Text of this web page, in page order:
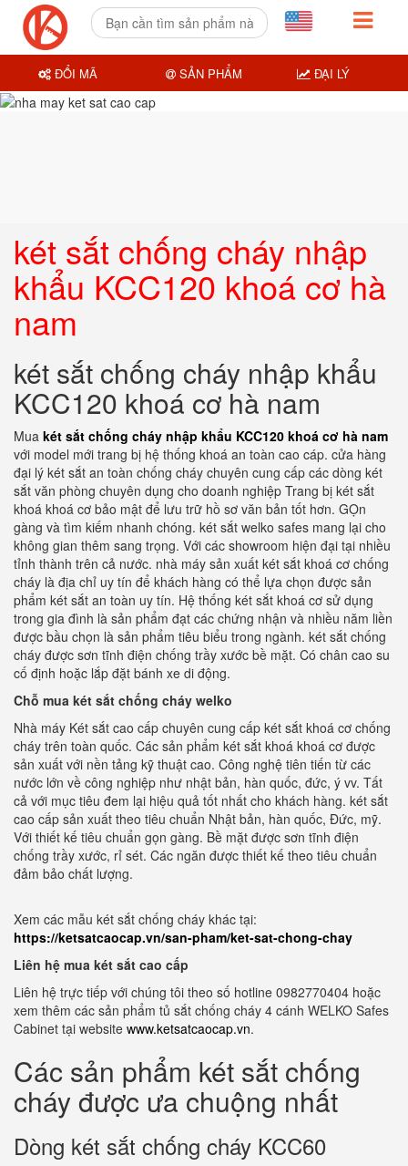
két sắt chống cháy nhập
khẩu KCC120 khoá cơ hà
nam
két sắt chống cháy nhập khẩu
KCC120 khoá cơ hà nam
Mua két sắt chống cháy nhập khẩu KCC120 khoá cơ hà nam
với model mới trang bị hệ thống khoá an toàn cao cáp. cửa hàng
đại lý két sắt an toàn chống cháy chuyên cung cấp các dòng két
sắt văn phòng chuyên dụng cho doanh nghiệp Trang bị két sắt
khoá khoá cơ bảo mật để lưu trữ hồ sơ văn bản tốt hơn. GỌn
gàng và tìm kiếm nhanh chóng. két sắt welko safes mang lại cho
không gian thêm sang trọng. Với các showroom hiện đại tại nhiều
tỉnh thành trên cả nước. nhà máy sản xuất két sắt khoá cơ chống
cháy là địa chỉ uy tín để khách hàng có thể lựa chọn được sản
phẩm két sắt an toàn uy tín. Hệ thống két sắt khoá cơ sử dụng
trong gia đình là sản phẩm đạt các chứng nhận và nhiều năm liền
được bầu chọn là sản phẩm tiêu biểu trong ngành. két sắt chống
cháy được sơn tĩnh điện chống trầy xước bề mặt. Có chân cao su
cố định hoặc lắp đặt bánh xe di động.
Chỗ mua két sắt chống cháy welko
Nhà máy Két sắt cao cấp chuyên cung cấp két sắt khoá cơ chống
cháy trên toàn quốc. Các sản phẩm két sắt khoá khoá cơ được
sản xuất với nền tảng kỹ thuật cao. Công nghệ tiên tiến từ các
nước lớn về công nghiệp như nhật bản, hàn quốc, đức, ý vv. Tất
cả với mục tiêu đem lại hiệu quả tốt nhất cho khách hàng. két sắt
cao cấp sản xuất theo tiêu chuẩn Nhật bản, hàn quốc, Đức, mỹ.
Với thiết kế tiêu chuẩn gọn gàng. Bề mặt được sơn tĩnh điện
chống trầy xước, rỉ sét. Các ngăn được thiết kế theo tiêu chuẩn
đảm bảo chất lượng.
Xem các mẫu két sắt chống cháy khác tại:
https://ketsatcaocap.vn/san-pham/ket-sat-chong-chay
Liên hệ mua két sắt cao cấp
Liên hệ trực tiếp với chúng tôi theo số hotline 0982770404 hoặc
xem thêm các sản phẩm tủ sắt chống cháy 4 cánh WELKO Safes
Cabinet tại website www.ketsatcaocap.vn.
Các sản phẩm két sắt chống
cháy được ưa chuộng nhất
Dòng két sắt chống cháy KCC60
ĐỔI MÃ SẢN PHẨM ĐẠI LÝ